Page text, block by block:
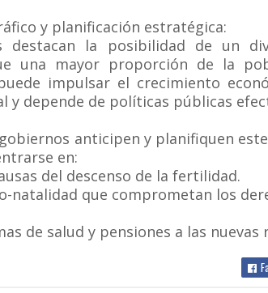
y planificación estratégica:
destacan la posibilidad de un
una mayor proporción de la
impulsar el crecimiento
y depende de políticas públicas
anticipen y planifiquen
en:
del descenso de la fertilidad.
natalidad que comprometan los
de salud y pensiones a las nuevas